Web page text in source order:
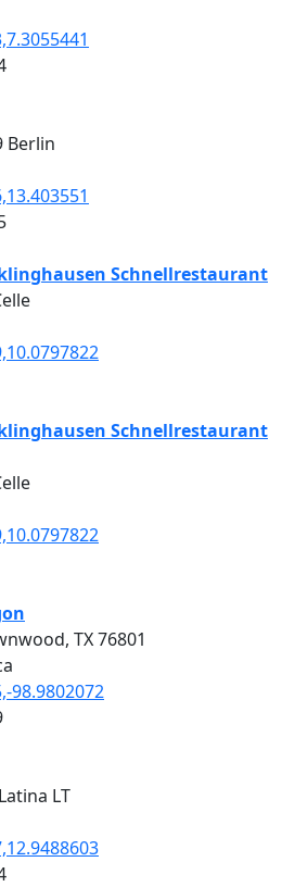
Berlin
Schnellrestaurant
Schnellrestaurant
TX 76801
98.9802072
LT